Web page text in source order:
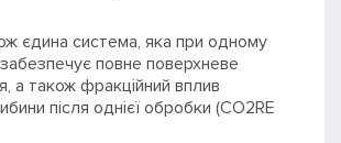
єдина система, яка при одному
повне поверхневе
а також фракційний вплив
після однієї обробки (CO2RE